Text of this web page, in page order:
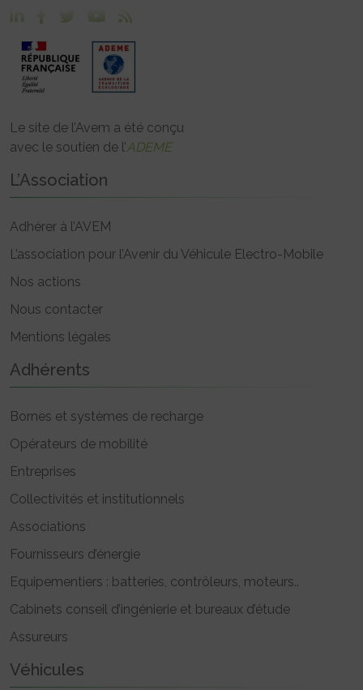
Le site de l’Avem a été conçu
avec le soutien de l’ADEME
L’Association
Adhérer à l’AVEM
L’association pour l’Avenir du Véhicule Electro-Mobile
Nos actions
Nous contacter
Mentions légales
Adhérents
Bornes et systèmes de recharge
Opérateurs de mobilité
Entreprises
Collectivités et institutionnels
Associations
Fournisseurs d’énergie
Equipementiers : batteries, contrôleurs, moteurs..
Cabinets conseil d’ingénierie et bureaux d’étude
Assureurs
Véhicules